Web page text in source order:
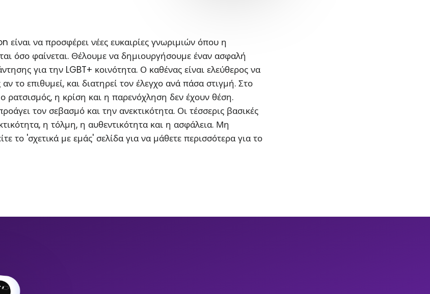
να προσφέρει νέες ευκαιρίες γνωριμιών όπου η
όσο φαίνεται. Θέλουμε να δημιουργήσουμε έναν ασφαλή
για την LGBT+ κοινότητα. Ο καθένας είναι ελεύθερος να
αν το επιθυμεί, και διατηρεί τον έλεγχο ανά πάσα στιγμή. Στο
ρατσισμός, η κρίση και η παρενόχληση δεν έχουν θέση.
τον σεβασμό και την ανεκτικότητα. Οι τέσσερις βασικές
η τόλμη, η αυθεντικότητα και η ασφάλεια. Μη
το 'σχετικά με εμάς' σελίδα για να μάθετε περισσότερα για το